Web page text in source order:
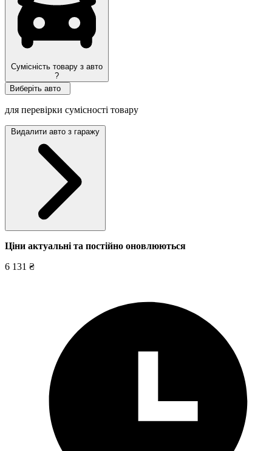
Сумісність товару з авто
?
Виберіть авто
для перевірки сумісності товару
Видалити авто з гаражу
Ціни актуальні та постійно оновлюються
6 131 ₴